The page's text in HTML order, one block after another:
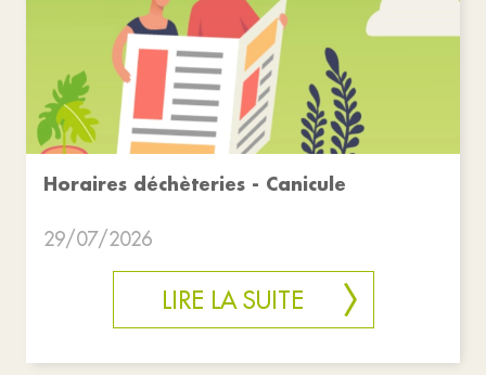
Horaires déchèteries - Canicule
29/07/2026
LIRE LA SUITE